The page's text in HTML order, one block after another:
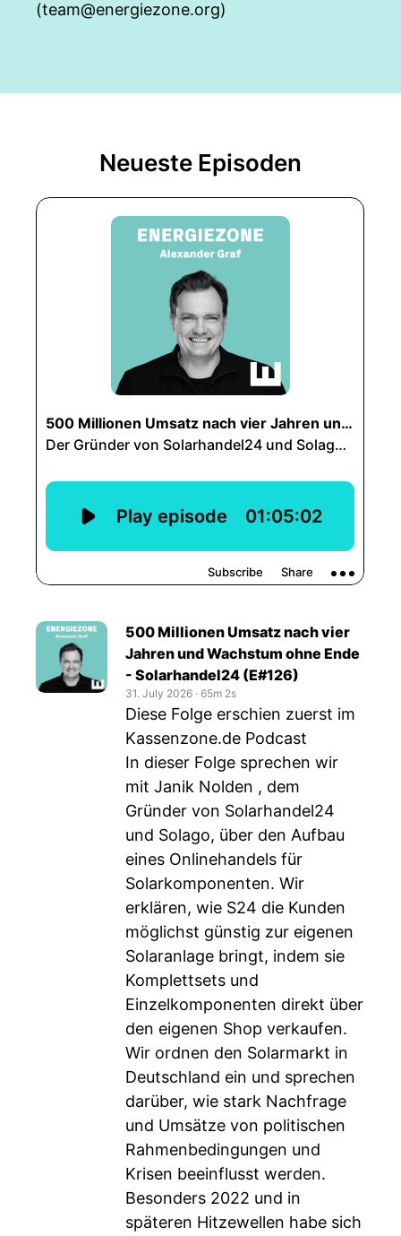
(team@energiezone.org)
Neueste Episoden
500 Millionen Umsatz nach vier
Jahren und Wachstum ohne Ende
- Solarhandel24 (E#126)
31. July 2026 ‧ 65m 2s
Diese Folge erschien zuerst im
Kassenzone.de Podcast
In dieser Folge sprechen wir
mit Janik Nolden , dem
Gründer von Solarhandel24
und Solago, über den Aufbau
eines Onlinehandels für
Solarkomponenten. Wir
erklären, wie S24 die Kunden
möglichst günstig zur eigenen
Solaranlage bringt, indem sie
Komplettsets und
Einzelkomponenten direkt über
den eigenen Shop verkaufen.
Wir ordnen den Solarmarkt in
Deutschland ein und sprechen
darüber, wie stark Nachfrage
und Umsätze von politischen
Rahmenbedingungen und
Krisen beeinflusst werden.
Besonders 2022 und in
späteren Hitzewellen habe sich